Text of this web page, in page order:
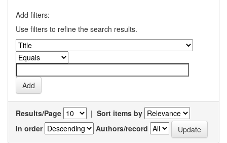
Add filters:
Use filters to refine the search results.
Results/Page | Sort items by
In order
Authors/record